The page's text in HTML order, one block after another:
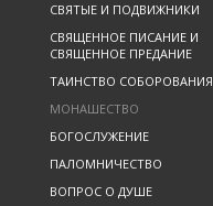
СВЯТЫЕ И ПОДВИЖНИКИ
СВЯЩЕННОЕ ПИСАНИЕ И
СВЯЩЕННОЕ ПРЕДАНИЕ
ТАИНСТВО СОБОРОВАНИЯ
МОНАШЕСТВО
БОГОСЛУЖЕНИЕ
ПАЛОМНИЧЕСТВО
ВОПРОС О ДУШЕ